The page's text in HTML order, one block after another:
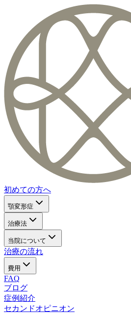
初めての方へ
顎変形症
治療法
当院について
治療の流れ
費用
FAQ
ブログ
症例紹介
セカンドオピニオン